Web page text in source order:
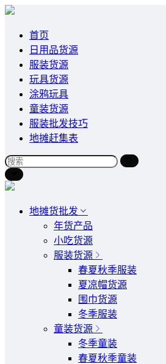
首页
日用品货源
服装货源
玩具货源
涂鸦玩具
童装货源
服装批发技巧
地摊赶集表
地摊货批发
年货产品
小吃货源
服装货源
春夏秋季服装
夏凉帽货源
围巾货源
冬季服装
童装货源
冬季童装
春夏秋季童装